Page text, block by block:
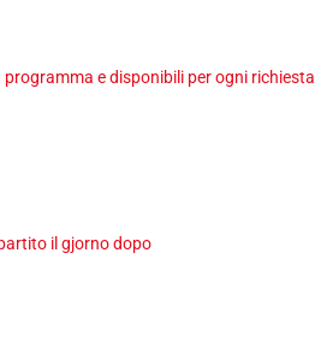
e disponibili per ogni richiesta
il gjorno dopo